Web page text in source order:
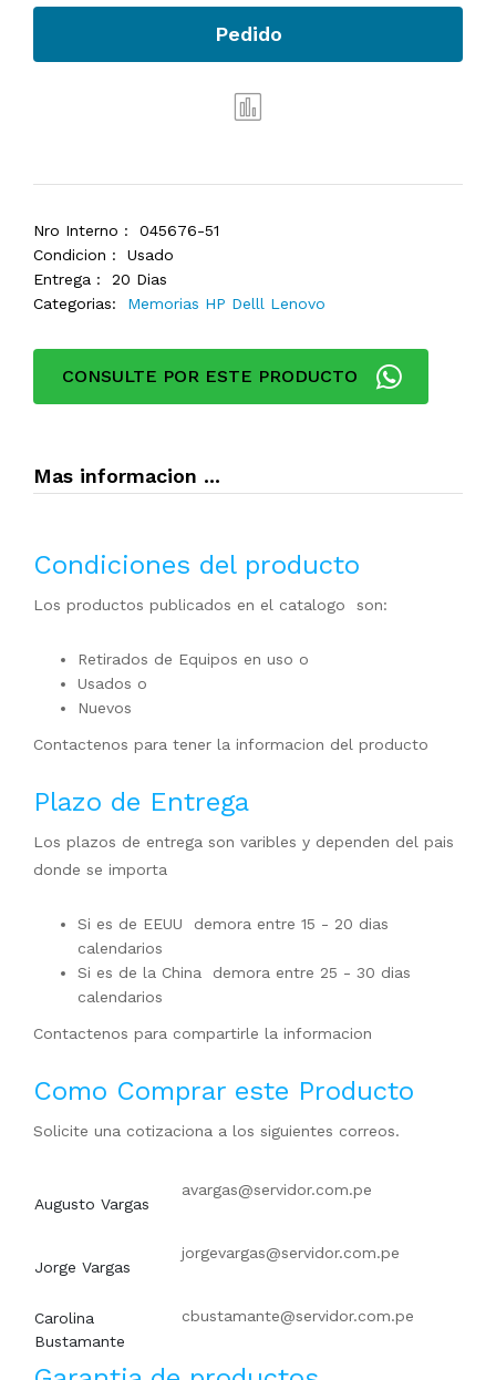
Pedido
Nro Interno :
045676-51
Condicion :
Usado
Entrega :
20 Dias
Categorias:
Memorias HP Delll Lenovo
CONSULTE POR ESTE PRODUCTO
Mas informacion ...
Condiciones del producto
Los productos publicados en el catalogo son:
Retirados de Equipos en uso o
Usados o
Nuevos
Contactenos para tener la informacion del producto
Plazo de Entrega
Los plazos de entrega son varibles y dependen del pais
donde se importa
Si es de EEUU demora entre 15 - 20 dias
calendarios
Si es de la China demora entre 25 - 30 dias
calendarios
Contactenos para compartirle la informacion
Como Comprar este Producto
Solicite una cotizaciona a los siguientes correos.
Augusto Vargas
avargas@servidor.com.pe
Jorge Vargas
jorgevargas@servidor.com.pe
Carolina
Bustamante
cbustamante@servidor.com.pe